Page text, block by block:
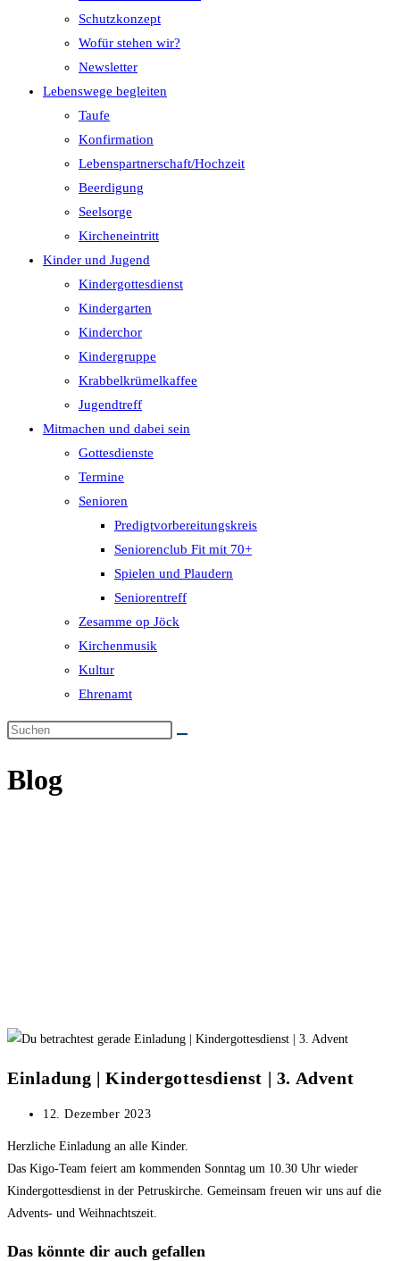
Schutzkonzept
Wofür stehen wir?
Newsletter
Lebenswege begleiten
Taufe
Konfirmation
Lebenspartnerschaft/Hochzeit
Beerdigung
Seelsorge
Kircheneintritt
Kinder und Jugend
Kindergottesdienst
Kindergarten
Kinderchor
Kindergruppe
Krabbelkrümelkaffee
Jugendtreff
Mitmachen und dabei sein
Gottesdienste
Termine
Senioren
Predigtvorbereitungskreis
Seniorenclub Fit mit 70+
Spielen und Plaudern
Seniorentreff
Zesamme op Jöck
Kirchenmusik
Kultur
Ehrenamt
Blog
Einladung | Kindergottesdienst | 3. Advent
Beitrag
12. Dezember 2023
Herzliche Einladung an alle Kinder.
Das Kigo-Team feiert am kommenden Sonntag um 10.30 Uhr wieder
Kindergottesdienst in der Petruskirche. Gemeinsam freuen wir uns auf die
Advents- und Weihnachtszeit.
Das könnte dir auch gefallen